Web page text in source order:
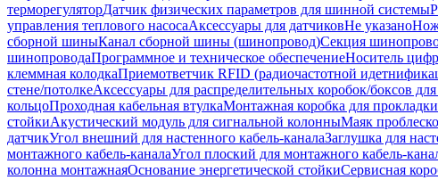
терморегуляторДатчик физических параметров для шинной системы
управления теплового насосаАксессуары для датчиковНе указано
сборной шиныКанал сборной шины (шинопровод)Секция
шинопроводаПрограммное и техническое обеспечениеНоситель
клеммная колодкаПриемответчик RFID (радиочастотной
стене/потолкеАксессуары для распределительных коробок/боксов
кольцоПроходная кабельная втулкаМонтажная коробка для
стойкиАкустический модуль для сигнальной колонныМаяк
датчикУгол внешний для настенного кабель-каналаЗаглушка для
монтажного кабель-каналаУгол плоский для монтажного кабель-
колонна монтажнаяОснование энергетической стойкиСервисная